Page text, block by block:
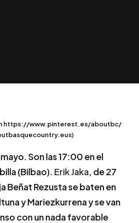
https://www.pinterest.es/aboutbc/
Son las 17:00 en el
(Bilbao). Erik Jaka, de 27
Beñat Rezusta se baten en
y Mariezkurrena y se van
con un nada favorable